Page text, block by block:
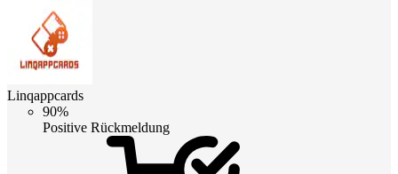
Linqappcards
90%
Positive Rückmeldung